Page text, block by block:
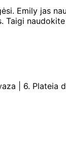
Emily jas
Taigi
| 6. Plateia